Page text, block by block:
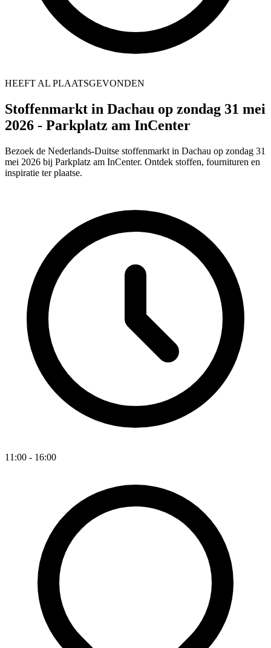
HEEFT AL PLAATSGEVONDEN
Stoffenmarkt in Dachau op zondag 31 mei
2026 - Parkplatz am InCenter
Bezoek de Nederlands-Duitse stoffenmarkt in Dachau op zondag 31
mei 2026 bij Parkplatz am InCenter. Ontdek stoffen, fournituren en
inspiratie ter plaatse.
11:00 - 16:00